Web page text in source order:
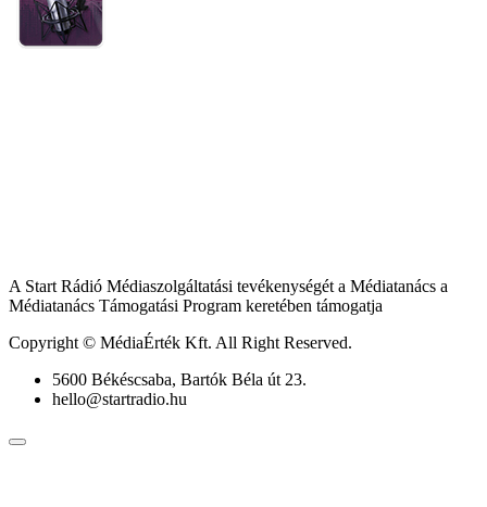
A Start Rádió Médiaszolgáltatási tevékenységét a Médiatanács a
Médiatanács Támogatási Program keretében támogatja
Copyright © MédiaÉrték Kft. All Right Reserved.
5600 Békéscsaba, Bartók Béla út 23.
hello@startradio.hu